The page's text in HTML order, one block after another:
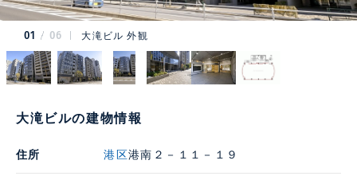
01 06 大滝ビル 外観
大滝ビルの建物情報
住所 港区港南２－１１－１９